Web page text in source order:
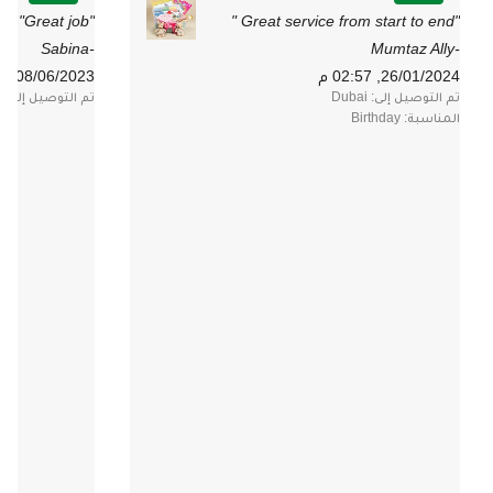
"Great service from start to end "
-Mumtaz Ally
26/01/2024, 02:57 م
تم التوصيل إلى: Dubai
المناسبة: Birthday
"Great job"
-Sabina
08/06/2023, 03:50 م
تم التوصيل إلى: dubai